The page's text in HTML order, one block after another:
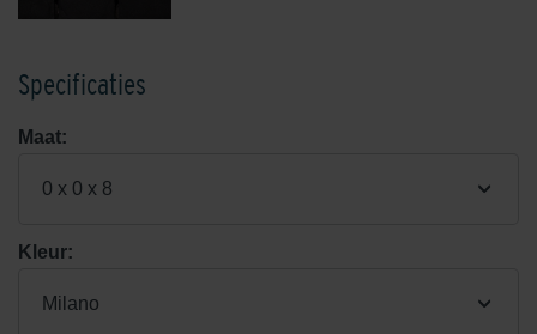
Specificaties
Maat:
0 x 0 x 8
Kleur:
Milano